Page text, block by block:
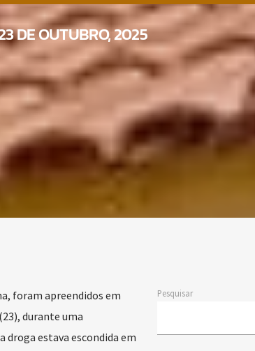
DE OUTUBRO, 2025
foram apreendidos em
durante uma
droga estava escondida em
Pesquisar